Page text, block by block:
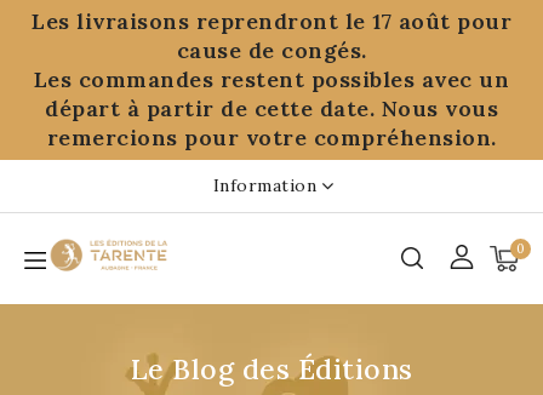
Les livraisons reprendront le 17 août pour
cause de congés.
Les commandes restent possibles avec un
départ à partir de cette date. Nous vous
remercions pour votre compréhension.
Information
0
Le Blog des Éditions
Panneau de gestion des cookies